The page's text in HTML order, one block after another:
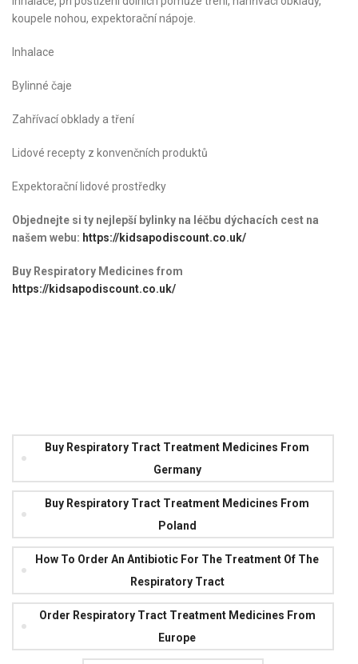
koupele nohou, expektorační nápoje.
Inhalace
Bylinné čaje
Zahřívací obklady a tření
Lidové recepty z konvenčních produktů
Expektorační lidové prostředky
Objednejte si ty nejlepší bylinky na léčbu dýchacích cest na
našem webu: https://kidsapodiscount.co.uk/
Buy Respiratory Medicines from
https://kidsapodiscount.co.uk/
Buy Respiratory Tract Treatment Medicines From
Germany
Buy Respiratory Tract Treatment Medicines From
Poland
How To Order An Antibiotic For The Treatment Of The
Respiratory Tract
Order Respiratory Tract Treatment Medicines From
Europe